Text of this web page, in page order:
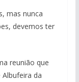
mas nunca
devemos ter
reunião que
da